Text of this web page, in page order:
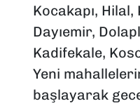
Kocakapı,
Dayıemir,
Kadifekale,
Yeni
başlayarak